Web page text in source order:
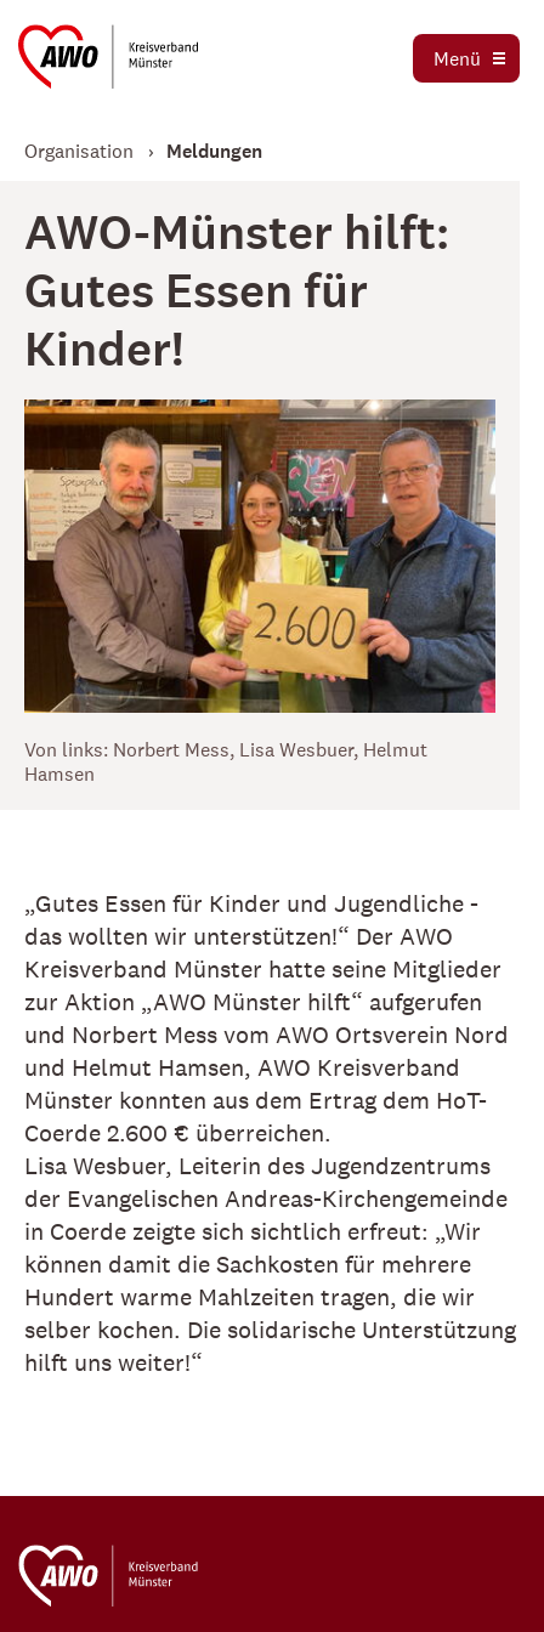
Menü
Ortsvereine
Organisation
Meldungen
AWO-Münster hilft:
Gutes Essen für
Kinder!
Von links: Norbert Mess, Lisa Wesbuer, Helmut
Hamsen
„Gutes Essen für Kinder und Jugendliche -
das wollten wir unterstützen!“ Der AWO
Kreisverband Münster hatte seine Mitglieder
zur Aktion „AWO Münster hilft“ aufgerufen
und Norbert Mess vom AWO Ortsverein Nord
und Helmut Hamsen, AWO Kreisverband
Münster konnten aus dem Ertrag dem HoT-
Coerde 2.600 € überreichen.
Lisa Wesbuer, Leiterin des Jugendzentrums
der Evangelischen Andreas-Kirchengemeinde
in Coerde zeigte sich sichtlich erfreut: „Wir
können damit die Sachkosten für mehrere
Hundert warme Mahlzeiten tragen, die wir
selber kochen. Die solidarische Unterstützung
hilft uns weiter!“